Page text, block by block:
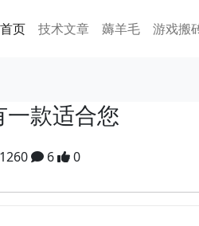
首页 技术文章 薅羊毛 游戏搬
款适合您
6 0